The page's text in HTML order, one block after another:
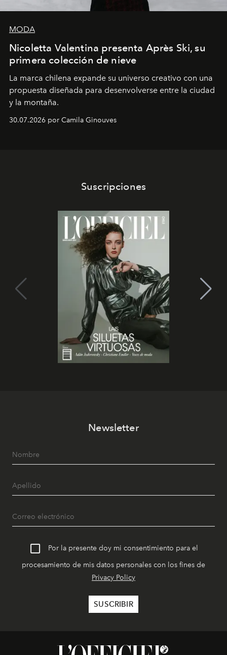
MODA
Nicoletta Valentina presenta Après Ski, su
primera colección de nieve
La marca chilena expande su universo creativo con una
propuesta diseñada para desenvolverse entre la ciudad
y la montaña.
30.07.2026 por Camila Ginouves
Suscripciones
Newsletter
Por la presente doy mi consentimiento para el
procesamiento de mis datos personales con los fines de
Privacy Policy